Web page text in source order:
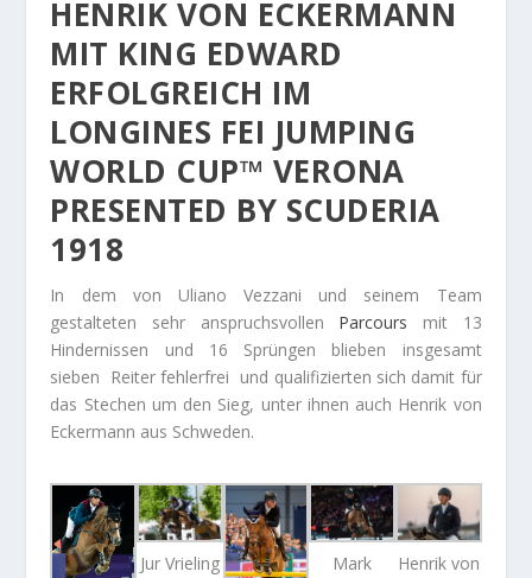
HENRIK VON ECKERMANN
MIT KING EDWARD
ERFOLGREICH IM
LONGINES FEI JUMPING
WORLD CUP™ VERONA
PRESENTED BY SCUDERIA
1918
In dem von Uliano Vezzani und seinem Team
gestalteten sehr anspruchsvollen Parcours mit 13
Hindernissen und 16 Sprüngen blieben insgesamt
sieben Reiter fehlerfrei und qualifizierten sich damit für
das Stechen um den Sieg, unter ihnen auch Henrik von
Eckermann aus Schweden.
Jur Vrieling
Mark
Henrik von